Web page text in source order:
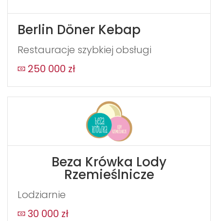
Berlin Döner Kebap
Restauracje szybkiej obsługi
250 000 zł
Beza Krówka Lody
Rzemieślnicze
Lodziarnie
30 000 zł